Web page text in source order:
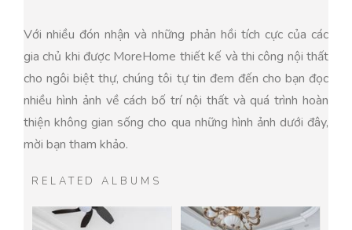
Với nhiều đón nhận và những phản hồi tích cực của các
gia chủ khi được MoreHome thiết kế và thi công nội thất
cho ngôi biệt thự, chúng tôi tự tin đem đến cho bạn đọc
nhiều hình ảnh về cách bố trí nội thất và quá trình hoàn
thiện không gian sống cho qua những hình ảnh dưới đây,
mời bạn tham khảo.
RELATED ALBUMS